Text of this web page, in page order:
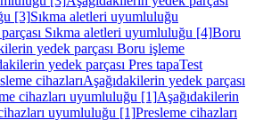
[3]Sıkma aletleri uyumluluğu
Sıkma aletleri uyumluluğu [4]Boru
yedek parçası Boru işleme
yedek parçası Pres tapaTest
cihazlarıAşağıdakilerin yedek parçası
cihazları uyumluluğu [1]Aşağıdakilerin
uyumluluğu [1]Presleme cihazları